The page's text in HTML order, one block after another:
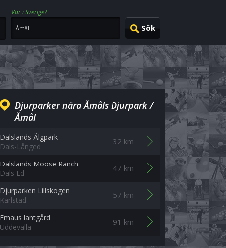
Var i Sverige?
Djurparker nära Åmåls Djurpark /
Åmål
Dalslands Älgpark
Dals-Långed
32 km
Dalslands Moose Ranch
Dals Ed
47 km
Djurparken Lillskogen
Karlstad
57 km
Emaus lantgård
Uddevalla
91 km